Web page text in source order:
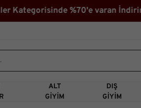
%70'e varan
ALT
GIYIM
DIŞ
GIYIM